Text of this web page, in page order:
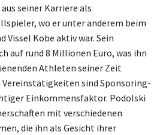
seiner Karriere als
wo er unter anderem beim
Vissel Kobe aktiv war. Sein
auf rund 8 Millionen Euro, was ihn
Athleten seiner Zeit
Vereinstätigkeiten sind Sponsoring-
Einkommensfaktor. Podolski
mit verschiedenen
die ihn als Gesicht ihrer